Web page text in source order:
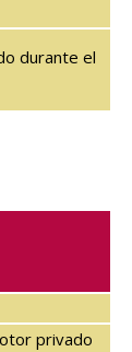
durante el
privado